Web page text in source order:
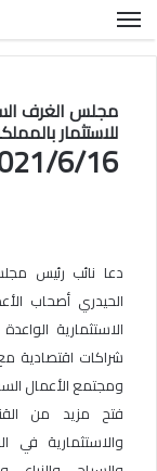
القائمة
مجلس الغرف
للاستثمار
6/16
دعا نائب رئيس
الحيدري أصحاب
شراكات اقتصادية
ومجتمع الأعمال
فتح مزيد من
والاستثمارية في